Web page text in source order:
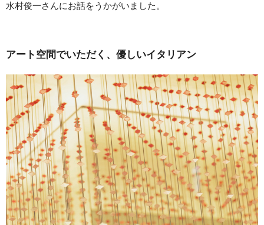
水村俊一さんにお話をうかがいました。
アート空間でいただく、優しいイタリアン